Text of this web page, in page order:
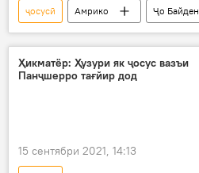
ҷосусӣ Амрико Ҷо Байден
фаҳш
фасод
ришва
коррупсия
Ҳикматёр: Ҳузури як ҷосус вазъи
Панҷшерро тағйир дод
15 сентябри 2021, 14:13